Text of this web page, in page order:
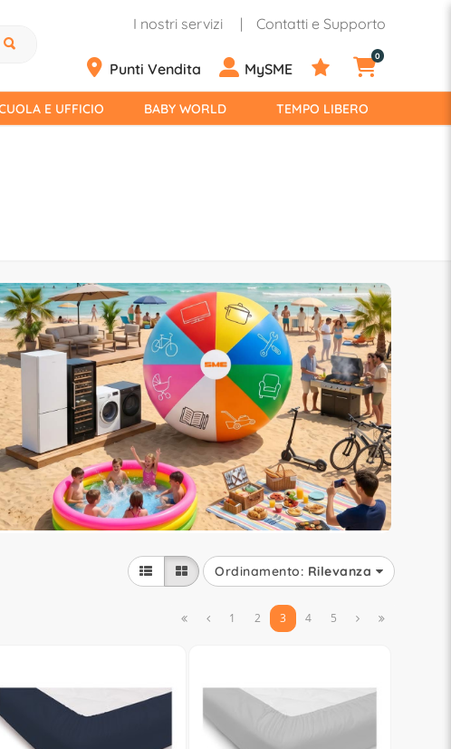
I nostri servizi Contatti e Supporto
Punti Vendita MySME
0
E UFFICIO BABY WORLD TEMPO LIBERO
Ordinamento: Rilevanza
  1 2 3 4 5  